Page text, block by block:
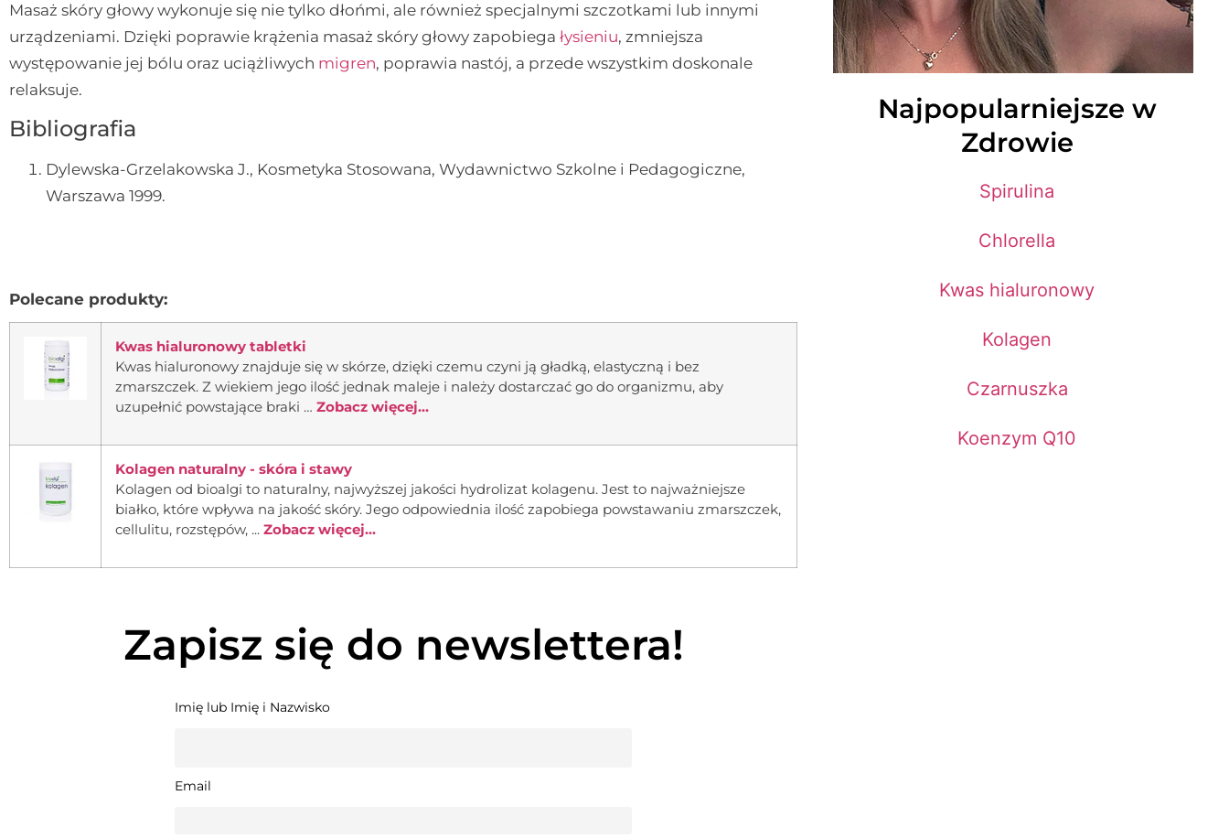
Masaż skóry głowy wykonuje się nie tylko dłońmi, ale również specjalnymi szczotkami lub innymi
urządzeniami. Dzięki poprawie krążenia masaż skóry głowy zapobiega łysieniu, zmniejsza
występowanie jej bólu oraz uciążliwych migren, poprawia nastój, a przede wszystkim doskonale
relaksuje.
Bibliografia
Dylewska-Grzelakowska J., Kosmetyka Stosowana, Wydawnictwo Szkolne i Pedagogiczne,
Warszawa 1999.
Polecane produkty:
Kwas hialuronowy tabletki
Kwas hialuronowy znajduje się w skórze, dzięki czemu czyni ją gładką, elastyczną i bez
zmarszczek. Z wiekiem jego ilość jednak maleje i należy dostarczać go do organizmu, aby
uzupełnić powstające braki … Zobacz więcej...
Kolagen naturalny - skóra i stawy
Kolagen od bioalgi to naturalny, najwyższej jakości hydrolizat kolagenu. Jest to najważniejsze
białko, które wpływa na jakość skóry. Jego odpowiednia ilość zapobiega powstawaniu zmarszczek,
cellulitu, rozstępów, ... Zobacz więcej...
Zapisz się do newslettera!
Imię lub Imię i Nazwisko
Email
Najpopularniejsze w
Zdrowie
Spirulina
Chlorella
Kwas hialuronowy
Kolagen
Czarnuszka
Koenzym Q10